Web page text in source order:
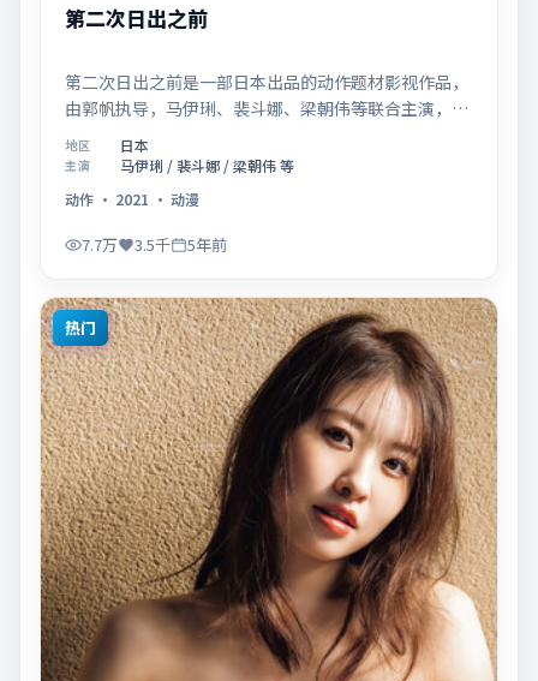
第二次日出之前
第二次日出之前是一部日本出品的动作题材影视作品，
由郭帆执导，马伊琍、裴斗娜、梁朝伟等联合主演，于
2021年02月05日在院线首映。影片围绕「爱的迟疑与
勇敢迈出的一步」展开叙事，镜头语言克制而富有张
力，节奏起伏得当，人物弧光完整；配乐与场面调度强
化了类型片的观感体验，亦留有可供解读的细节空间，
适合关注现实主义叙事与人物关系的观众观看与收藏。
地区 日本
主演
马伊琍 / 裴斗娜 / 梁朝伟 等
动作 · 2021 · 动漫
7.7万 3.5千 5年前
热门